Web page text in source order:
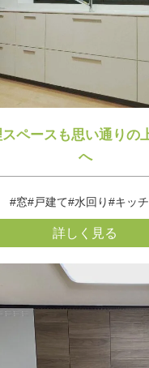
ペースも思い通りの
へ
#窓#戸建て#水回り#キッ
詳しく見る